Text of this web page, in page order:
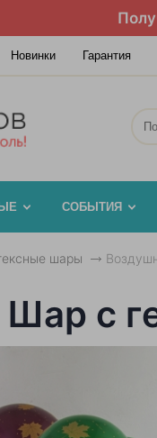
Новинки Гарантия
СОБЫТИЯ
шары
с